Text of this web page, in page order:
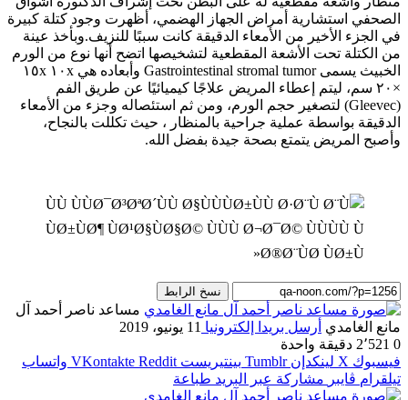
الصحفي استشارية أمراض الجهاز الهضمي، أظهرت وجود كتلة كبيرة
في الجزء الأخير من الأمعاء الدقيقة كانت سببًا للنزيف.وبأخذ عينة
من الكتلة تحت الأشعة المقطعية لتشخيصها اتضح أنها نوع من الورم
الخبيث يسمى Gastrointestinal stromal tumor وأبعاده هي ١٠x ١٥x
×٢٠ سم، ليتم إعطاء المريض علاجًا كيميائيًا عن طريق الفم
(Gleevec) لتصغير حجم الورم، ومن ثم استئصاله وجزء من الأمعاء
الدقيقة بواسطة عملية جراحية بالمنظار ، حيث تكللت بالنجاح،
وأصبح المريض يتمتع بصحة جيدة بفضل الله.
نسخ الرابط
مساعد ناصر أحمد آل
مانع الغامدي أرسل بريدا إلكترونيا 11 يونيو، 2019
0
دقيقة واحدة
فيسبوك ‫X لينكدإن بينتيريست
واتساب
تيلقرام ڤايبر مشاركة عبر البريد طباعة